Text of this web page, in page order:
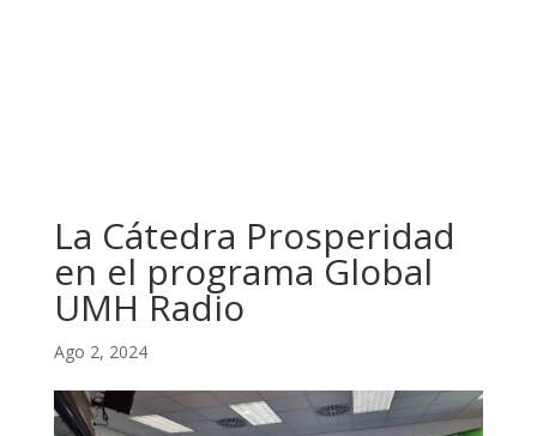
La Cátedra Prosperidad
en el programa Global
UMH Radio
Ago 2, 2024